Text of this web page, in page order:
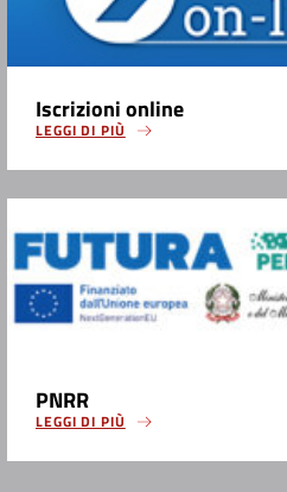
Iscrizioni online
LEGGI DI PIÙ
PNRR
LEGGI DI PIÙ